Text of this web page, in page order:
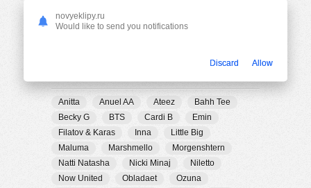
Anitta Anuel AA Ateez
Bahh Tee
Becky G
BTS Cardi B
Emin
Filatov & Karas
Inna
Little Big
Maluma
Marshmello
Morgenshtern
Natti Natasha
Nicki Minaj
Niletto
Now United
Obladaet
Ozuna
novyeklipy.ru
Would like to send you notifications
Discard Allow